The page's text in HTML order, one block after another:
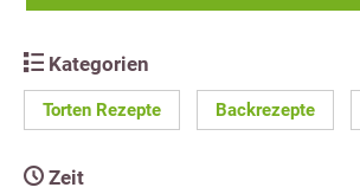
Kategorien
Torten Rezepte Backrezepte
Zeit